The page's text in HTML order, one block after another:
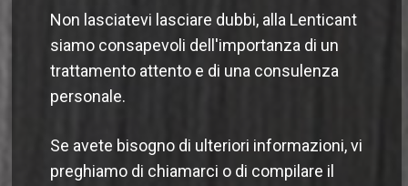
Non lasciatevi lasciare dubbi, alla Lenticant
siamo consapevoli dell'importanza di un
trattamento attento e di una consulenza
personale.
Se avete bisogno di ulteriori informazioni, vi
preghiamo di chiamarci o di compilare il